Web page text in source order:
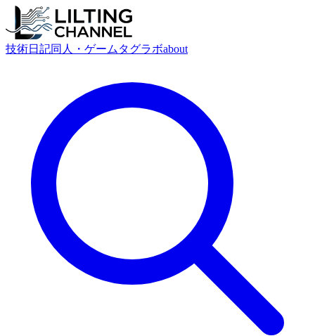
技術日記同人・ゲーム タグラボabout